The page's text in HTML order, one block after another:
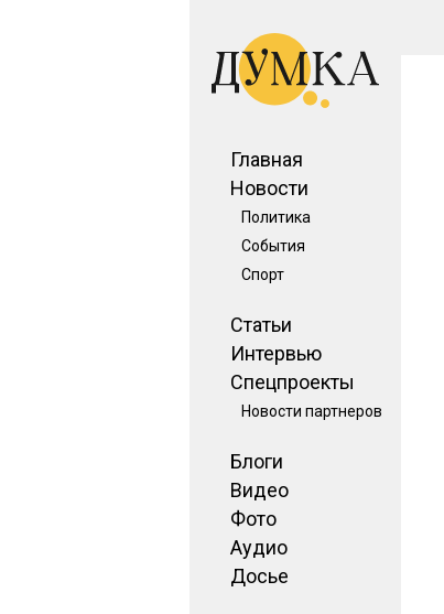
Главная
Новости
Политика
События
Спорт
Статьи
Интервью
Спецпроекты
Новости партнеров
Блоги
Видео
Фото
Аудио
Досье